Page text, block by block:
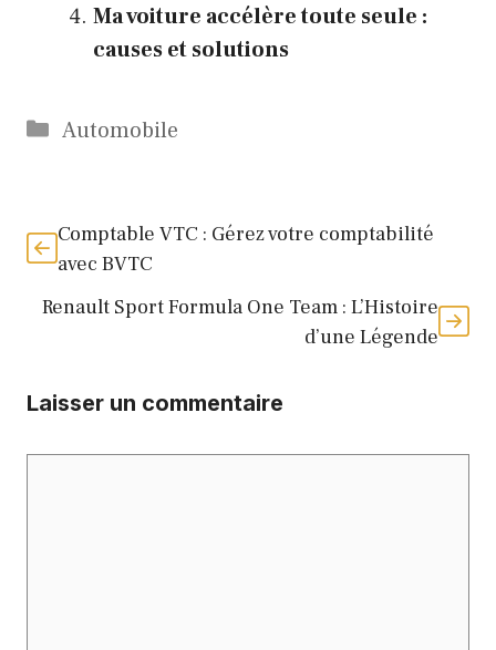
Ma voiture accélère toute seule :
causes et solutions
Catégories
Automobile
Comptable VTC : Gérez votre comptabilité
avec BVTC
Renault Sport Formula One Team : L’Histoire
d’une Légende
Laisser un commentaire